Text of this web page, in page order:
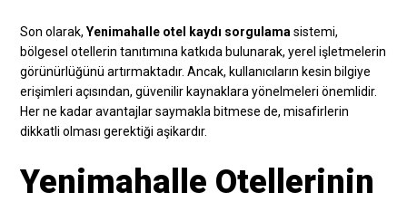
Son olarak, Yenimahalle otel kaydı sorgulama sistemi,
bölgesel otellerin tanıtımına katkıda bulunarak, yerel işletmelerin
görünürlüğünü artırmaktadır. Ancak, kullanıcıların kesin bilgiye
erişimleri açısından, güvenilir kaynaklara yönelmeleri önemlidir.
Her ne kadar avantajlar saymakla bitmese de, misafirlerin
dikkatli olması gerektiği aşikardır.
Yenimahalle Otellerinin